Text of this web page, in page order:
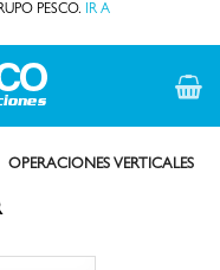
PESCO. IR A
OPERACIONES VERTICALES